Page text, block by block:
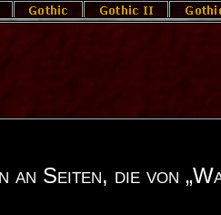
an Seiten, die von